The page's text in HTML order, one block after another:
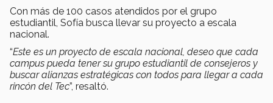
Con más de 100 casos atendidos por el grupo
estudiantil, Sofía busca llevar su proyecto a escala
nacional.
“Este es un proyecto de escala nacional, deseo que cada
campus pueda tener su grupo estudiantil de consejeros y
buscar alianzas estratégicas con todos para llegar a cada
rincón del Tec”, resaltó.